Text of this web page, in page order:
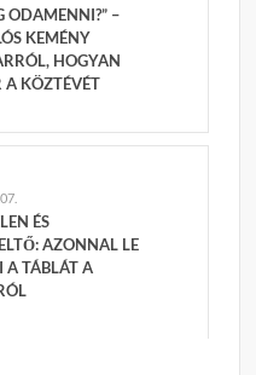
ODAMENNI?” –
KEMÉNY
HOGYAN
A KÖZTÉVÉT
ÉS
AZONNAL LE
A TÁBLÁT A